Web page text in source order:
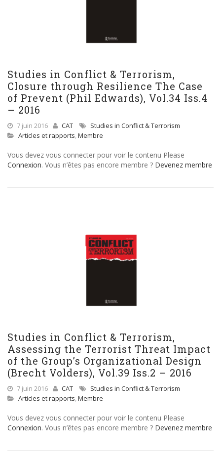
Studies in Conflict & Terrorism,
Closure through Resilience The Case
of Prevent (Phil Edwards), Vol.34 Iss.4
– 2016
7 juin 2016 CAT
Studies in Conflict & Terrorism
Articles et rapports, Membre
Vous devez vous connecter pour voir le contenu Please
Connexion. Vous n’êtes pas encore membre ? Devenez membre
Studies in Conflict & Terrorism,
Assessing the Terrorist Threat Impact
of the Group’s Organizational Design
(Brecht Volders), Vol.39 Iss.2 – 2016
7 juin 2016 CAT
Studies in Conflict & Terrorism
Articles et rapports, Membre
Vous devez vous connecter pour voir le contenu Please
Connexion. Vous n’êtes pas encore membre ? Devenez membre